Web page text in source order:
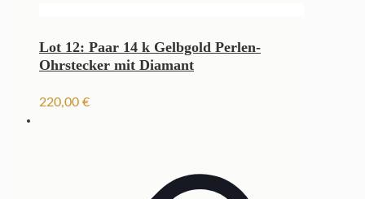
Lot 12: Paar 14 k Gelbgold Perlen-
Ohrstecker mit Diamant
220,00 €